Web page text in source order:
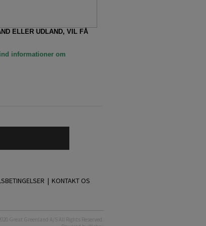
ELLER UDLAND, VIL FÅ
informationer om
| KONTAKT OS
Great Greenland A/S All Rights Reserved.